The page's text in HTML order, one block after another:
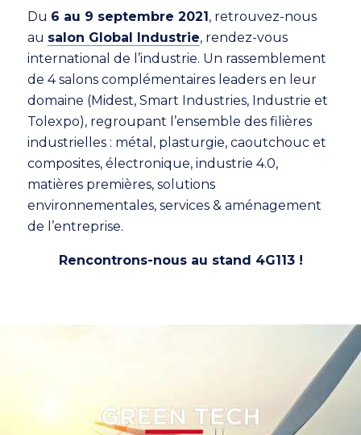
Du 6 au 9 septembre 2021, retrouvez-nous
au salon Global Industrie, rendez-vous
international de l’industrie. Un rassemblement
de 4 salons complémentaires leaders en leur
domaine (Midest, Smart Industries, Industrie et
Tolexpo), regroupant l’ensemble des filières
industrielles : métal, plasturgie, caoutchouc et
composites, électronique, industrie 4.0,
matières premières, solutions
environnementales, services & aménagement
de l’entreprise.
Rencontrons-nous au stand 4G113 !